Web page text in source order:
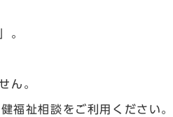
。
ん。
福祉相談をご利用ください。